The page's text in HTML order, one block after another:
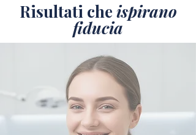
Risultati che ispirano
fiducia